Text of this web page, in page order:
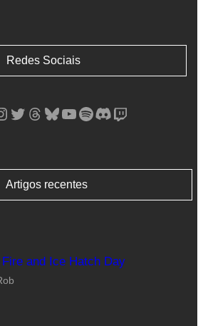
Redes Sociais
Twitter Threads Bluesky YouTube Spotify Discord Twitch
Artigos recentes
and Ice Hatch Day